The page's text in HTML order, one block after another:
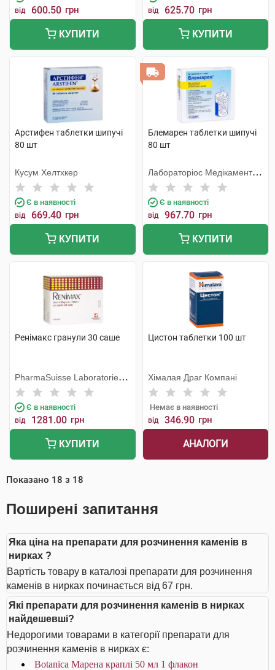
від 600.50 грн
КУПИТИ
від 625.70 грн
КУПИТИ
Арстифен таблетки шипучі
80 шт
Кусум Хелтхкер
Є в наявності
від 669.40 грн
КУПИТИ
Блемарен таблетки шипучі
80 шт
Лабораторіос Медікаментос
Інтернасьоналес
Є в наявності
від 967.70 грн
КУПИТИ
Ренімакс гранули 30 саше
PharmaSuisse Laboratories
SpA
Є в наявності
від 1281.00 грн
КУПИТИ
Цистон таблетки 100 шт
Хімалая Драг Компані
Немає в наявності
від 346.90 грн
АНАЛОГИ
Показано 18 з 18
Поширені запитання
Яка ціна на препарати для розчинення каменів в
нирках ?
Вартість товару в каталозі препарати для розчинення
каменів в нирках починається від 67 грн.
Які препарати для розчинення каменів в нирках
найдешевші?
Недорогими товарами в категорії препарати для
розчинення каменів в нирках є:
Botanica Марена краплі 50 мл 1 флакон